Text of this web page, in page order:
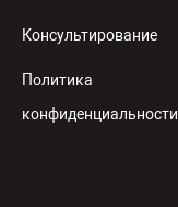
Консультирование
Политика
конфиденциальности